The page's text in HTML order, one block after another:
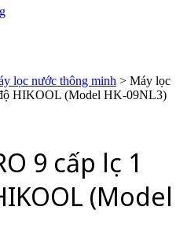
lọc nước thông minh > Máy lọc
HIKOOL (Model HK-09NL3)
9 cấp lọc 1
(Model